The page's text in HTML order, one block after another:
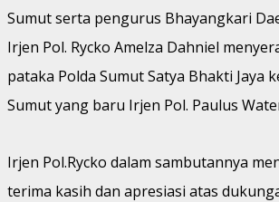
Sumut serta pengurus Bhayangkari
Irjen Pol. Rycko Amelza Dahniel
pataka Polda Sumut Satya Bhakti Jaya
Sumut yang baru Irjen Pol. Paulus
Irjen Pol.Rycko dalam sambutannya
terima kasih dan apresiasi atas